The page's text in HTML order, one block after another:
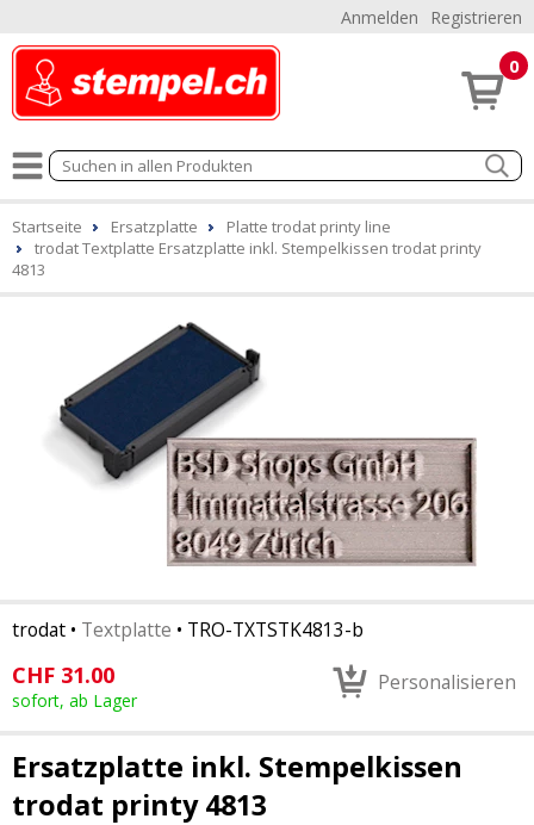
Anmelden Registrieren
0
Startseite Ersatzplatte
Platte trodat printy line
trodat Textplatte Ersatzplatte inkl. Stempelkissen trodat printy
4813
trodat • Textplatte • TRO-TXTSTK4813-b
CHF 31.00
sofort, ab Lager
Personalisieren
Ersatzplatte inkl. Stempelkissen
trodat printy 4813